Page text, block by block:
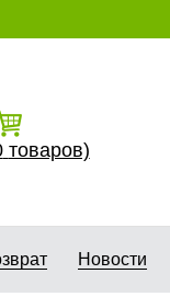
товаров)
Новости